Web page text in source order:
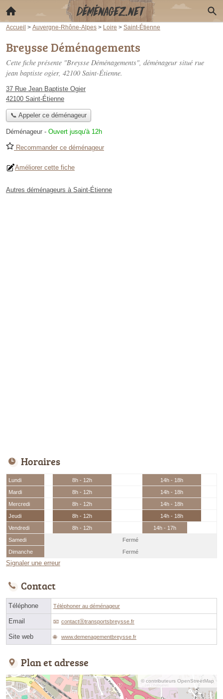
Accueil > Auvergne-Rhône-Alpes > Loire > Saint-Étienne
Breysse Déménagements
Cette fiche présente "Breysse Déménagements", déménageur situé rue
jean baptiste ogier, 42100 Saint-Étienne.
37 Rue Jean Baptiste Ogier
42100 Saint-Étienne
📞 Appeler ce déménageur
Déménageur - Ouvert jusqu'à 12h
Recommander ce déménageur
Améliorer cette fiche
Autres déménageurs à Saint-Étienne
Horaires
Lundi 8h - 12h
14h - 18h
Mardi
8h - 12h
14h - 18h
Mercredi
8h - 12h
14h - 18h
Jeudi
8h - 12h
14h - 18h
Vendredi
8h - 12h
14h - 17h
Samedi
Fermé
Dimanche
Fermé
Signaler une erreur
Contact
Téléphone Téléphoner au déménageur
Email contactⓐtransportsbreysse.fr
Site web www.demenagementbreysse.fr
Plan et adresse
© contributeurs OpenStreetMap